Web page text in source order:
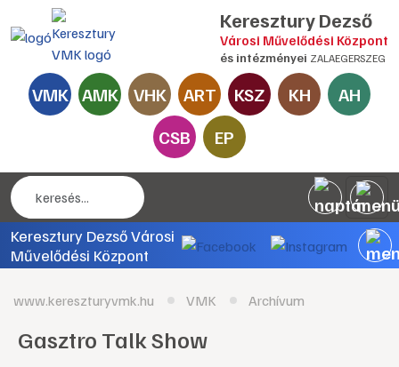
Keresztury Dezső
Városi Művelődési Központ
és intézményei ZALAEGERSZEG
VMK AMK VHK ART KSZ KH
AH
CSB
EP
Keresztury Dezső Városi
Művelődési Központ
www.kereszturyvmk.hu VMK Archívum
Gasztro Talk Show